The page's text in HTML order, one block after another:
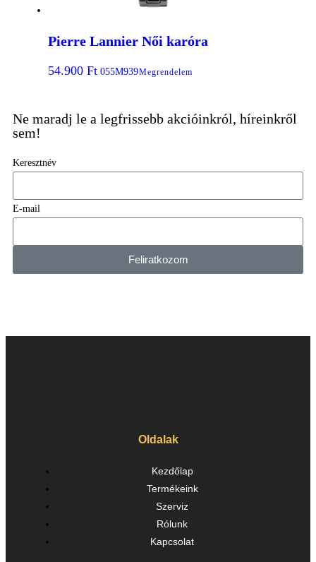
Pierre Lannier Női karóra
54.900 Ft 055M939Megrendelem
Ne maradj le a legfrissebb akcióinkról, híreinkről
sem!
Keresztnév
E-mail
Feliratkozom
Oldalak
Kezdőlap
Termékeink
Szerviz
Rólunk
Kapcsolat